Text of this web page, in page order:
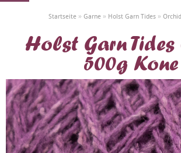
Startseite » Garne » Holst Garn Tides »
Holst Garn Tides
500g Kone